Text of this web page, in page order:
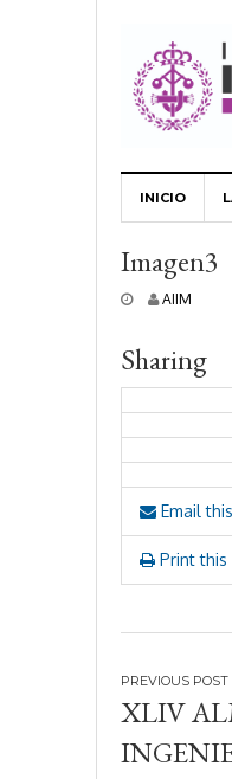
INICIO
Imagen3
c
b
r
e
0
2
4
AIIM
Sharing
Email
Print this
de
XLIV